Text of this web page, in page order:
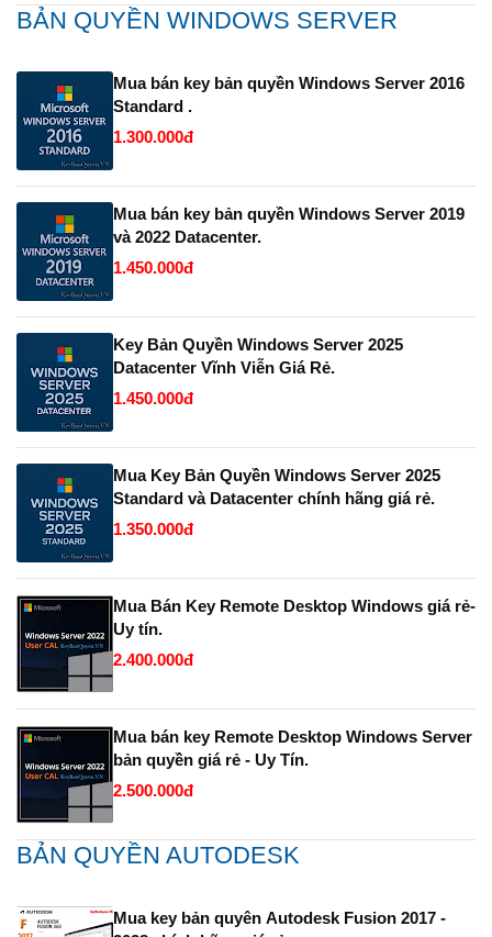
BẢN QUYỀN WINDOWS SERVER
Mua bán key bản quyền Windows Server 2016
Standard .
1.300.000đ
Mua bán key bản quyền Windows Server 2019
và 2022 Datacenter.
1.450.000đ
Key Bản Quyền Windows Server 2025
Datacenter Vĩnh Viễn Giá Rẻ.
1.450.000đ
Mua Key Bản Quyền Windows Server 2025
Standard và Datacenter chính hãng giá rẻ.
1.350.000đ
Mua Bán Key Remote Desktop Windows giá rẻ-
Uy tín.
2.400.000đ
Mua bán key Remote Desktop Windows Server
bản quyền giá rẻ - Uy Tín.
2.500.000đ
BẢN QUYỀN AUTODESK
Mua key bản quyên Autodesk Fusion 2017 -